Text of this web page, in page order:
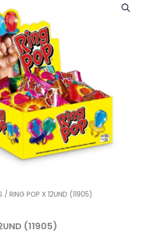
/ RING POP X 12UND (11905)
(11905)